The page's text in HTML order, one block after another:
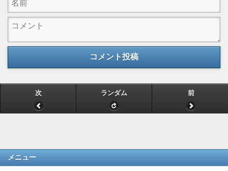
コメント投稿
次 ランダム 前
メニュー